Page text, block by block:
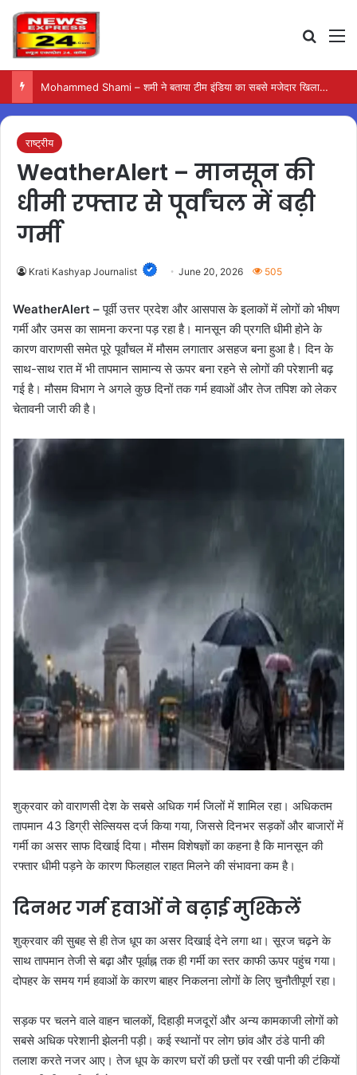
Mohammed Shami – शमी ने बताया टीम इंडिया का सबसे मजेदार खिलाड़ी कौन था
राष्ट्रीय
WeatherAlert – मानसून की
धीमी रफ्तार से पूर्वांचल में बढ़ी
गर्मी
Krati Kashyap Journalist June 20, 2026 505
WeatherAlert –पूर्वी उत्तर प्रदेश और आसपास के इलाकों में लोगों को भीषण
गर्मी और उमस का सामना करना पड़ रहा है। मानसून की प्रगति धीमी होने के
कारण वाराणसी समेत पूरे पूर्वांचल में मौसम लगातार असहज बना हुआ है। दिन के
साथ-साथ रात में भी तापमान सामान्य से ऊपर बना रहने से लोगों की परेशानी बढ़
गई है। मौसम विभाग ने अगले कुछ दिनों तक गर्म हवाओं और तेज तपिश को लेकर
चेतावनी जारी की है।
शुक्रवार को वाराणसी देश के सबसे अधिक गर्म जिलों में शामिल रहा। अधिकतम
तापमान 43 डिग्री सेल्सियस दर्ज किया गया, जिससे दिनभर सड़कों और बाजारों में
गर्मी का असर साफ दिखाई दिया। मौसम विशेषज्ञों का कहना है कि मानसून की
रफ्तार धीमी पड़ने के कारण फिलहाल राहत मिलने की संभावना कम है।
दिनभर गर्म हवाओं ने बढ़ाई मुश्किलें
शुक्रवार की सुबह से ही तेज धूप का असर दिखाई देने लगा था। सूरज चढ़ने के
साथ तापमान तेजी से बढ़ा और पूर्वाह्न तक ही गर्मी का स्तर काफी ऊपर पहुंच गया।
दोपहर के समय गर्म हवाओं के कारण बाहर निकलना लोगों के लिए चुनौतीपूर्ण रहा।
सड़क पर चलने वाले वाहन चालकों, दिहाड़ी मजदूरों और अन्य कामकाजी लोगों को
सबसे अधिक परेशानी झेलनी पड़ी। कई स्थानों पर लोग छांव और ठंडे पानी की
तलाश करते नजर आए। तेज धूप के कारण घरों की छतों पर रखी पानी की टंकियों